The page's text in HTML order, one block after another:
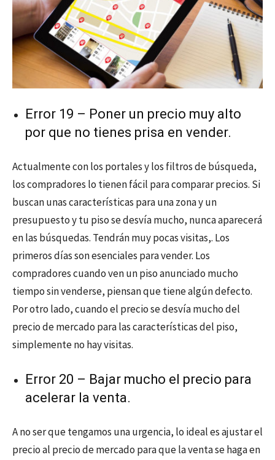
Error 19 – Poner un precio muy alto
por que no tienes prisa en vender.
Actualmente con los portales y los filtros de búsqueda,
los compradores lo tienen fácil para comparar precios. Si
buscan unas características para una zona y un
presupuesto y tu piso se desvía mucho, nunca aparecerá
en las búsquedas. Tendrán muy pocas visitas,. Los
primeros días son esenciales para vender. Los
compradores cuando ven un piso anunciado mucho
tiempo sin venderse, piensan que tiene algún defecto.
Por otro lado, cuando el precio se desvía mucho del
precio de mercado para las características del piso,
simplemente no hay visitas.
Error 20 – Bajar mucho el precio para
acelerar la venta.
A no ser que tengamos una urgencia, lo ideal es ajustar el
precio al precio de mercado para que la venta se haga en